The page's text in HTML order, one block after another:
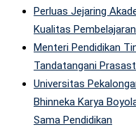
Perluas Jejaring
Kualitas
Menteri Pendidikan
Tandatangani
Universitas
Bhinneka Karya
Sama Pendidikan